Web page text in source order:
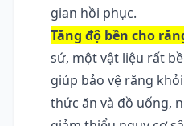
gian hồi phục.
Tăng độ bền cho
sứ, một vật liệu rất
giúp bảo vệ răng
thức ăn và đồ uống,